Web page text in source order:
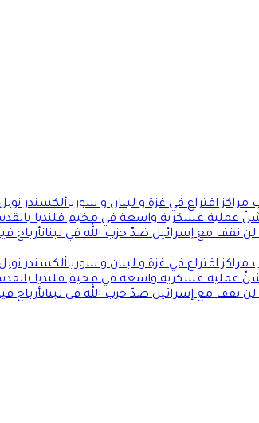
اقتراع في غزة و لبنان و سورياألكسندر
عملية عسكرية واسعة في مخيم قلنديا
لن تقف مع إسرائيل ضدّ حزب الله في لبنانأرباح
اقتراع في غزة و لبنان و سورياألكسندر
عملية عسكرية واسعة في مخيم قلنديا
لن تقف مع إسرائيل ضدّ حزب الله في لبنانأرباح